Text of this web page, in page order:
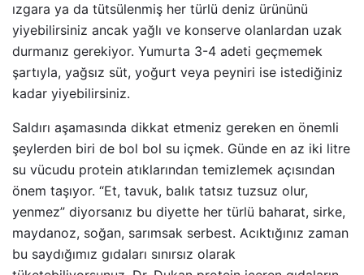
ızgara ya da tütsülenmiş her türlü deniz ürününü
yiyebilirsiniz ancak yağlı ve konserve olanlardan uzak
durmanız gerekiyor. Yumurta 3-4 adeti geçmemek
şartıyla, yağsız süt, yoğurt veya peyniri ise istediğiniz
kadar yiyebilirsiniz.
Saldırı aşamasında dikkat etmeniz gereken en önemli
şeylerden biri de bol bol su içmek. Günde en az iki litre
su vücudu protein atıklarından temizlemek açısından
önem taşıyor. “Et, tavuk, balık tatsız tuzsuz olur,
yenmez” diyorsanız bu diyette her türlü baharat, sirke,
maydanoz, soğan, sarımsak serbest. Acıktığınız zaman
bu saydığımız gıdaları sınırsız olarak